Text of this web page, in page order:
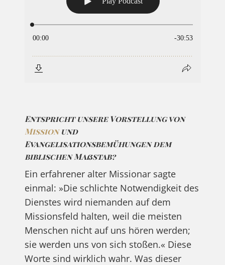
Entspricht unsere Vorstellung von
Missionund
Evangelisationsbemühungen dem
biblischen Maßstab?
Ein erfahrener alter Missionar sagte
einmal: »Die schlichte Notwendigkeit des
Dienstes wird niemanden auf dem
Missionsfeld halten, weil die meisten
Menschen nicht auf uns hören werden;
sie werden uns von sich stoßen.« Diese
Worte sind wirklich wahr. Was dieser